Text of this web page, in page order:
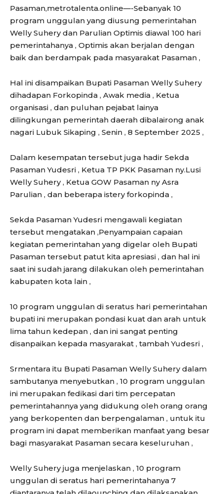
Pasaman,metrotalenta.online—-Sebanyak 10
program unggulan yang diusung pemerintahan
Welly Suhery dan Parulian Optimis diawal 100 hari
pemerintahanya , Optimis akan berjalan dengan
baik dan berdampak pada masyarakat Pasaman ,
Hal ini disampaikan Bupati Pasaman Welly Suhery
dihadapan Forkopinda , Awak media , Ketua
organisasi , dan puluhan pejabat lainya
dilingkungan pemerintah daerah dibalairong anak
nagari Lubuk Sikaping , Senin , 8 September 2025 ,
Dalam kesempatan tersebut juga hadir Sekda
Pasaman Yudesri , Ketua TP PKK Pasaman ny.Lusi
Welly Suhery , Ketua GOW Pasaman ny Asra
Parulian , dan beberapa istery forkopinda ,
Sekda Pasaman Yudesri mengawali kegiatan
tersebut mengatakan ,Penyampaian capaian
kegiatan pemerintahan yang digelar oleh Bupati
Pasaman tersebut patut kita apresiasi , dan hal ini
saat ini sudah jarang dilakukan oleh pemerintahan
kabupaten kota lain ,
10 program unggulan di seratus hari pemerintahan
bupati ini merupakan pondasi kuat dan arah untuk
lima tahun kedepan , dan ini sangat penting
disanpaikan kepada masyarakat , tambah Yudesri ,
Srmentara itu Bupati Pasaman Welly Suhery dalam
sambutanya menyebutkan , 10 program unggulan
ini merupakan fedikasi dari tim percepatan
pemerintahannya yang didukung oleh orang orang
yang berkopenten dan berpengalaman , untuk itu
program ini dapat memberikan manfaat yang besar
bagi masyarakat Pasaman secara keseluruhan ,
Welly Suhery juga menjelaskan , 10 program
unggulan di seratus hari pemerintahanya 7